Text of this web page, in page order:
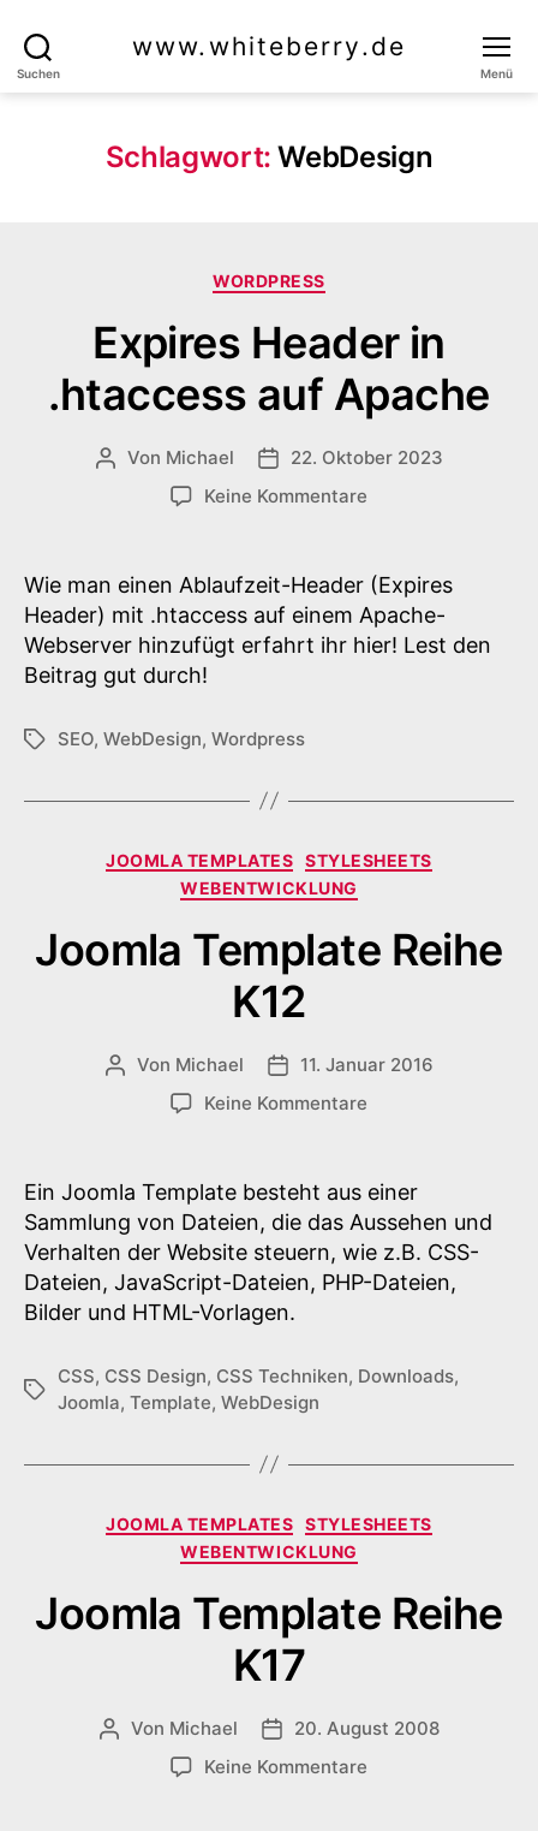
Suchen
www.whiteberry.de
Menü
Schlagwort: WebDesign
Kategorien
WORDPRESS
Expires Header in
.htaccess auf Apache
Beitragsautor
Von Michael Veröffentlichungsdatum
22. Oktober 2023
Keine Kommentare
in
.htaccess
auf
Apache
Wie man einen Ablaufzeit-Header (Expires
Header) mit .htaccess auf einem Apache-
Webserver hinzufügt erfahrt ihr hier! Lest den
Beitrag gut durch!
Schlagwörter
SEO, WebDesign, Wordpress
Kategorien
JOOMLA TEMPLATES
STYLESHEETS
WEBENTWICKLUNG
Joomla Template Reihe
K12
Beitragsautor
Von Michael Veröffentlichungsdatum
11. Januar 2016
Keine Kommentare
Reihe
K12
Ein Joomla Template besteht aus einer
Sammlung von Dateien, die das Aussehen und
Verhalten der Website steuern, wie z.B. CSS-
Dateien, JavaScript-Dateien, PHP-Dateien,
Bilder und HTML-Vorlagen.
Schlagwörter
CSS, CSS Design, CSS Techniken, Downloads,
Joomla, Template, WebDesign
Kategorien
JOOMLA TEMPLATES
STYLESHEETS
WEBENTWICKLUNG
Joomla Template Reihe
K17
Beitragsautor
Von Michael Veröffentlichungsdatum
20. August 2008
Keine Kommentare